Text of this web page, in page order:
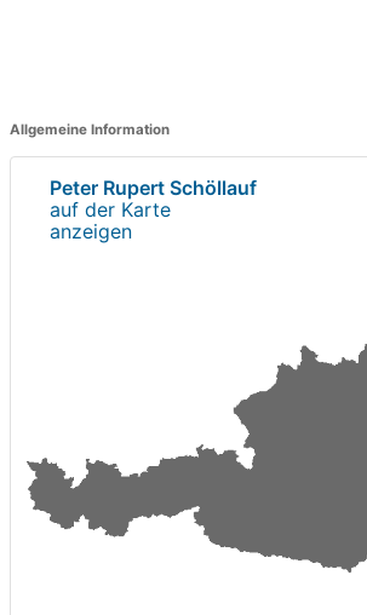
Allgemeine Information
Peter Rupert Schöllauf
auf der Karte
anzeigen